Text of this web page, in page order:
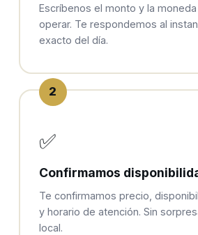
Escríbenos el monto y la
operar. Te respondemos al
exacto del día.
2
✅
Confirmamos
Te confirmamos precio,
y horario de atención. Sin
local.